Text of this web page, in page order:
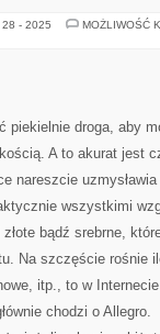
28 - 2025
MOŻLIWOŚĆ
piekielnie droga, aby
A to akurat jest
nareszcie
wszystkimi
bądź srebrne,
Na szczęście rośnie
itp., to w
chodzi o Allegro.